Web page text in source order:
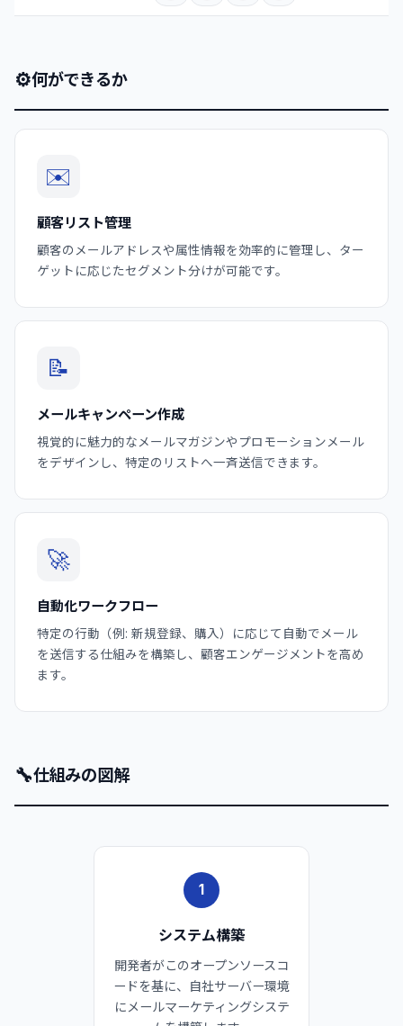
⚙何ができるか
✉️
顧客リスト管理
顧客のメールアドレスや属性情報を効率的に管理し、ター
ゲットに応じたセグメント分けが可能です。
📝
メールキャンペーン作成
視覚的に魅力的なメールマガジンやプロモーションメール
をデザインし、特定のリストへ一斉送信できます。
🚀
自動化ワークフロー
特定の行動（例: 新規登録、購入）に応じて自動でメール
を送信する仕組みを構築し、顧客エンゲージメントを高め
ます。
🔧仕組みの図解
1
システム構築
開発者がこのオープンソースコ
ードを基に、自社サーバー環境
にメールマーケティングシステ